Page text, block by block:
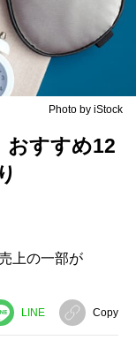
Photo by iStock
おすすめ12
上の一部が
LINE Copy